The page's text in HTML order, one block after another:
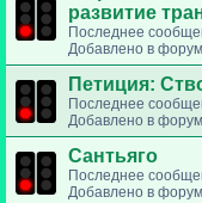
развитие
Последнее
Добавлено в
Петиция:
Последнее
Добавлено в
Сантьяго
Последнее
Добавлено в